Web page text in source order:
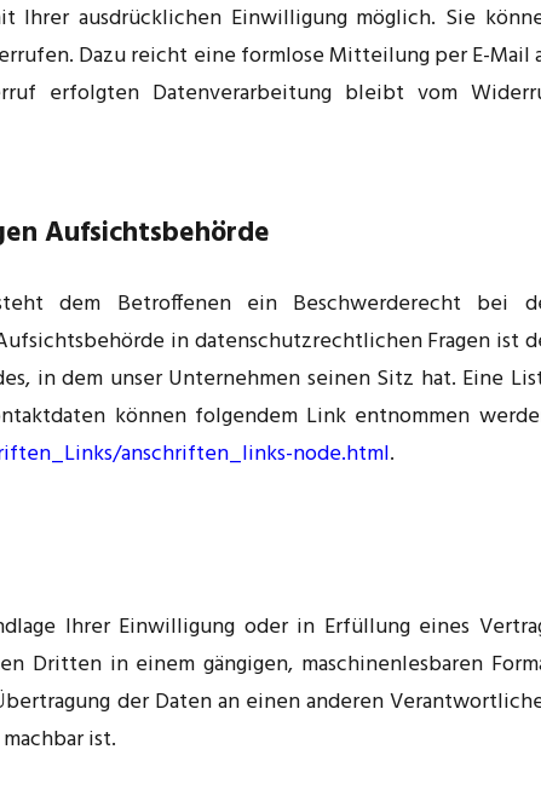
Ihrer ausdrücklichen Einwilligung möglich. Sie
Dazu reicht eine formlose Mitteilung per E-Mail
erfolgten Datenverarbeitung bleibt vom
Aufsichtsbehörde
dem Betroffenen ein Beschwerderecht bei
in datenschutzrechtlichen Fragen ist
in dem unser Unternehmen seinen Sitz hat. Eine
können folgendem Link entnommen
anschriften_links-node.html.
Ihrer Einwilligung oder in Erfüllung eines
Dritten in einem gängigen, maschinenlesbaren
der Daten an einen anderen
ist.